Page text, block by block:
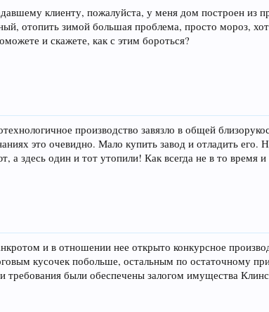
клиенту, пожалуйста, у меня дом построен из
отопить зимой большая проблема, просто мороз,
и скажете, как с этим бороться?
производство завязло в общей
это очевидно. Мало купить завод и отладить
а здесь один и тот утопили! Как всегда не в то время
и в отношении нее открыто конкурсное
кусочек побольше, остальным по остаточному
требования были обеспечены залогом имущества